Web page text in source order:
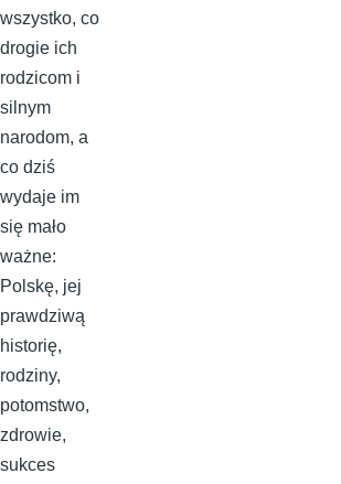
wszystko, co
drogie ich
rodzicom i
silnym
narodom, a
co dziś
wydaje im
się mało
ważne:
Polskę, jej
prawdziwą
historię,
rodziny,
potomstwo,
zdrowie,
sukces